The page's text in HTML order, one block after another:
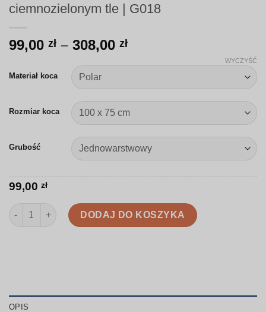
ciemnozielonym tle | G018
99,00 zł – 308,00 złZakres
99,00 zł
do
308,00 zł
Materiał koca
Rozmiar koca
Grubość
WYCZYŚĆ
99,00 zł
ilość Koc | Nieregularne kropki na ciemnozielonym tle | G018
DODAJ DO KOSZYKA
OPIS